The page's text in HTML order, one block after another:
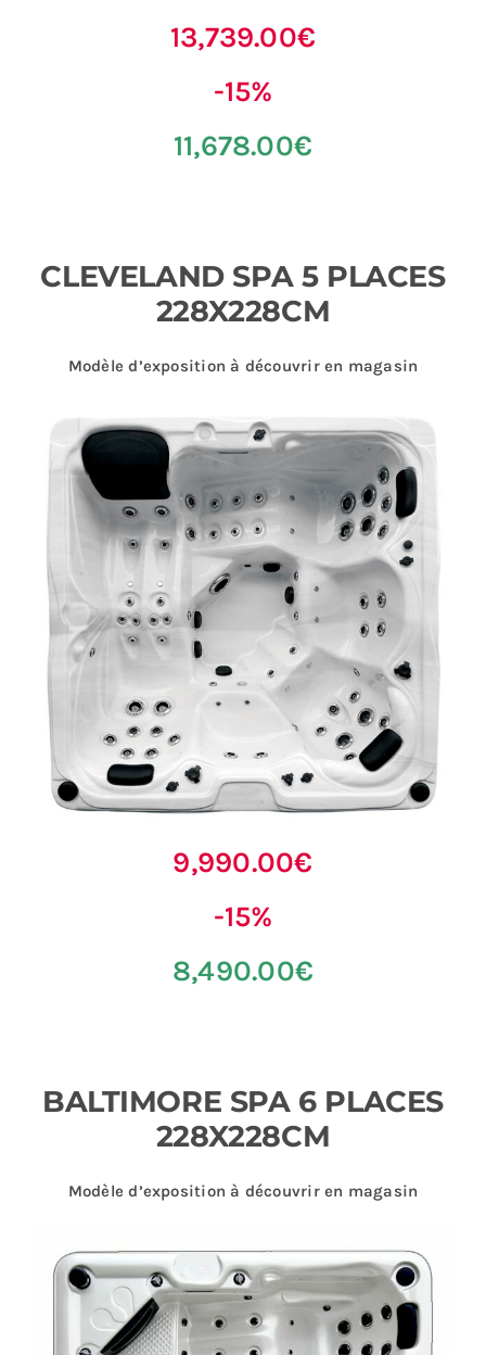
13,739.00€
-15%
11,678.00€
CLEVELAND SPA 5 PLACES
228X228CM
Modèle d’exposition à découvrir en magasin
9,990.00€
-15%
8,490.00€
BALTIMORE SPA 6 PLACES
228X228CM
Modèle d’exposition à découvrir en magasin